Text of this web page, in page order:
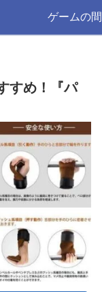
すめ！『パ
ゲームの間